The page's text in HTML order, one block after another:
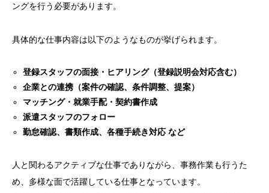
ングを行う必要があります。
具体的な仕事内容は以下のようなものが挙げられます。
登録スタッフの面接・ヒアリング（登録説明会対応含む）
企業との連携（案件の確認、条件調整、提案）
マッチング・就業手配・契約書作成
派遣スタッフのフォロー
勤怠確認、書類作成、各種手続き対応 など
人と関わるアクティブな仕事でありながら、事務作業も行うた
め、多様な面で活躍している仕事となっています。